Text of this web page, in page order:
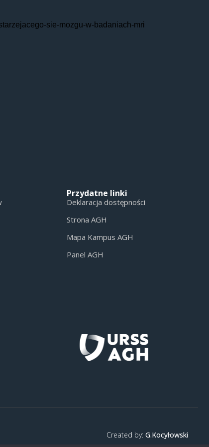
sie-mozgu-w-badaniach-mri
Przydatne linki
Deklaracja dostępności
Strona AGH
Mapa Kampus AGH
Panel AGH
Created by: G.Kocyłowski